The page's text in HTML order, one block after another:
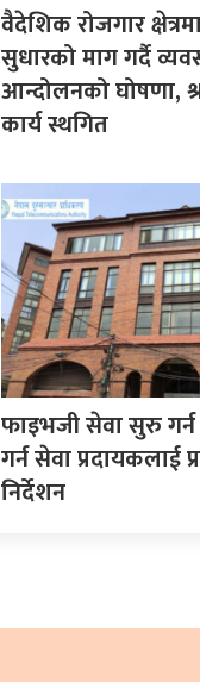
वैदेशिक रोजगार
सुधारको माग गर्दै
आन्दोलनको घोषणा,
कार्य स्थगित
फाइभजी सेवा सुरु
गर्न सेवा प्रदायकलाई
निर्देशन